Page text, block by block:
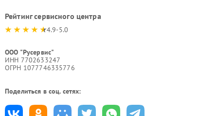
Рейтинг сервисного центра
4.9-5.0
ООО "Русервис"
ИНН 7702633247
ОГРН 1077746335776
Поделиться в соц. сетях: